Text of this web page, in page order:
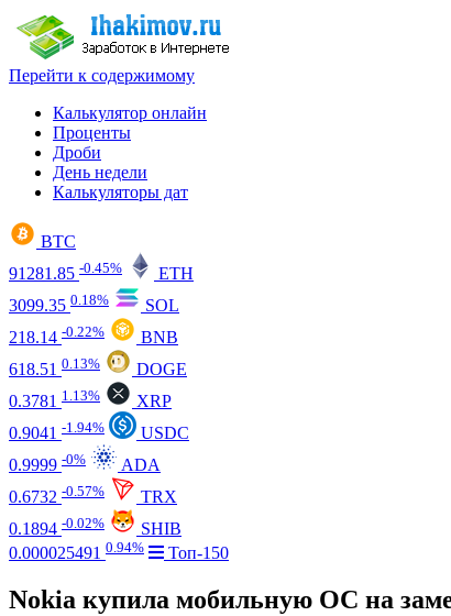
Перейти к содержимому
Калькулятор онлайн
Проценты
Дроби
День недели
Калькуляторы дат
BTC
91281.85 -0.45%
ETH
3099.35 0.18%
SOL
218.14 -0.22%
BNB
618.51 0.13%
DOGE
0.3781 1.13%
XRP
0.9041 -1.94%
USDC
0.9999 -0%
ADA
0.6732 -0.57%
TRX
0.1894 -0.02%
SHIB
0.000025491 0.94% Топ-150
Nokia купила мобильную ОС на